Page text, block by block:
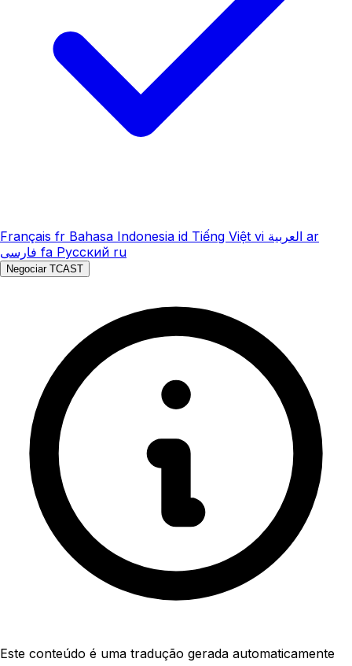
Français fr Bahasa Indonesia id Tiếng Việt vi العربية ar
فارسی fa Русский ru
Negociar TCAST
Este conteúdo é uma tradução gerada automaticamente